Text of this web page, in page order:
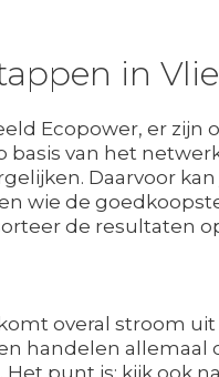
in
Ecopower, er zijn
van het
Daarvoor
wie de
de resultaten
overal stroom
handelen allemaal
punt is: kijk ook